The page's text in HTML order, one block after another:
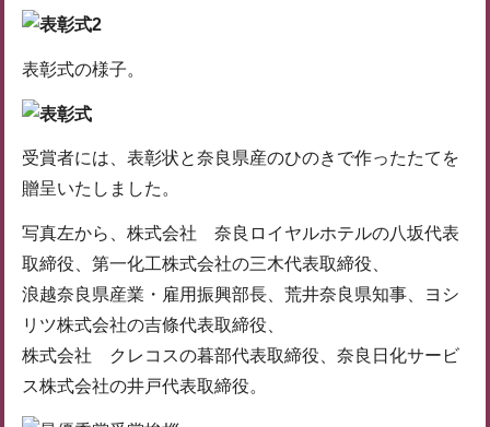
表彰式の様子。
受賞者には、表彰状と奈良県産のひのきで作ったたてを
贈呈いたしました。
写真左から、株式会社 奈良ロイヤルホテルの八坂代表
取締役、第一化工株式会社の三木代表取締役、
浪越奈良県産業・雇用振興部長、荒井奈良県知事、ヨシ
リツ株式会社の吉條代表取締役、
株式会社 クレコスの暮部代表取締役、奈良日化サービ
ス株式会社の井戸代表取締役。